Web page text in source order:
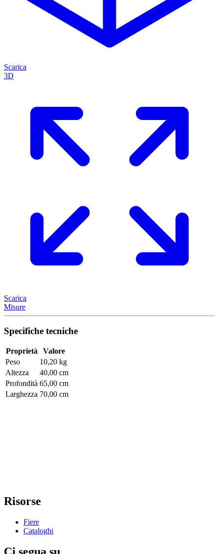
Scarica
3D
Scarica
Misure
Specifiche tecniche
Proprietà
Valore
Peso
10,20 kg
Altezza
40,00 cm
Profondità 65,00 cm
Larghezza 70,00 cm
Risorse
Fiere
Cataloghi